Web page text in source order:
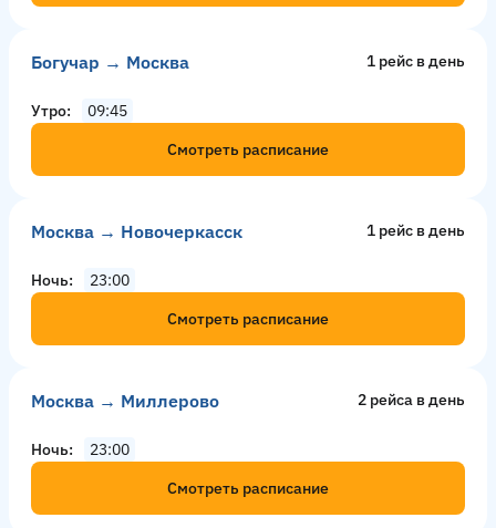
Богучар → Москва 1 рейс в день
Утро
09:45
Смотреть расписание
Москва → Новочеркасск 1 рейс в день
Ночь
23:00
Смотреть расписание
Москва → Миллерово 2 рейсa в день
Ночь
23:00
Смотреть расписание